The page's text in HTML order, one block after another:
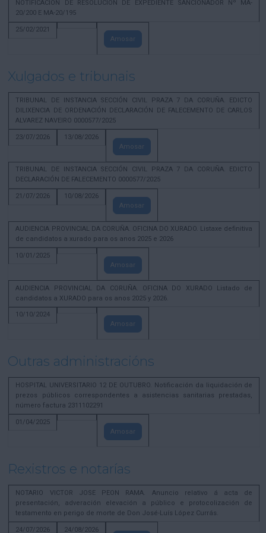
NOTIFICACION DE RESOLUCION DE EXPEDIENTE SANCIONADOR Nº MA-
20/200 E MA-20/195
25/02/2021
Amosar
Xulgados e tribunais
TRIBUNAL DE INSTANCIA SECCIÓN CIVIL PRAZA 7 DA CORUÑA. EDICTO
DILIXENCIA DE ORDENACIÓN DECLARACIÓN DE FALECEMENTO DE CARLOS
ALVAREZ NAVEIRO 0000577/2025
23/07/2026
13/08/2026
Amosar
TRIBUNAL DE INSTANCIA SECCIÓN CIVIL PRAZA 7 DA CORUÑA. EDICTO
DECLARACIÓN DE FALECEMENTO 0000577/2025
21/07/2026
10/08/2026
Amosar
AUDIENCIA PROVINCIAL DA CORUÑA. OFICINA DO XURADO. Listaxe definitiva
de candidatos a xurado para os anos 2025 e 2026
10/01/2025
Amosar
AUDIENCIA PROVINCIAL DA CORUÑA. OFICINA DO XURADO Listado de
candidatos a XURADO para os anos 2025 y 2026.
10/10/2024
Amosar
Outras administracións
HOSPITAL UNIVERSITARIO 12 DE OUTUBRO. Notificación da liquidación de
prezos públicos correspondentes a asistencias sanitarias prestadas,
número factura 2311102291
01/04/2025
Amosar
Rexistros e notarías
NOTARIO VICTOR JOSE PEON RAMA. Anuncio relativo á acta de
presentación, adveración elevación a público e protocolización de
testamento en perigo de morte de Don José-Luís López Currás.
24/07/2026
24/08/2026